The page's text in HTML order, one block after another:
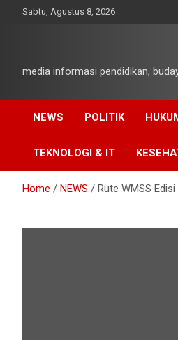
Sabtu, Agustus 8, 2026
media informasi pendidikan,
NEWS POLITIK
TEKNOLOGI & IT
Home NEWS Rute WMSS